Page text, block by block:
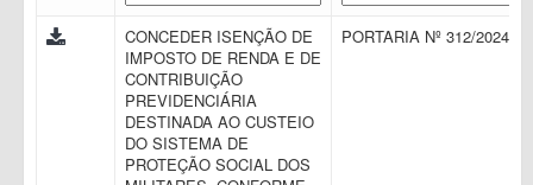
CONCEDER ISENÇÃO DE
IMPOSTO DE RENDA E DE
CONTRIBUIÇÃO
PREVIDENCIÁRIA
DESTINADA AO CUSTEIO
DO SISTEMA DE
PROTEÇÃO SOCIAL DOS
PORTARIA Nº 312/2024